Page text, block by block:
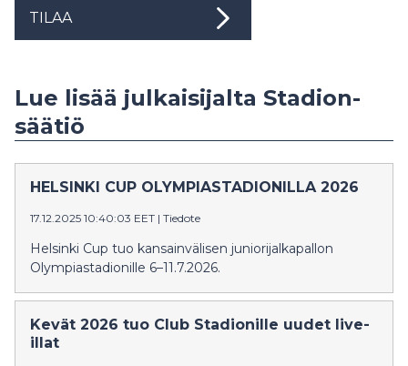
TILAA
Lue lisää julkaisijalta Stadion-
säätiö
HELSINKI CUP OLYMPIASTADIONILLA 2026
17.12.2025 10:40:03 EET | Tiedote
Helsinki Cup tuo kansainvälisen juniorijalkapallon
Olympiastadionille 6–11.7.2026.
Kevät 2026 tuo Club Stadionille uudet live-
illat